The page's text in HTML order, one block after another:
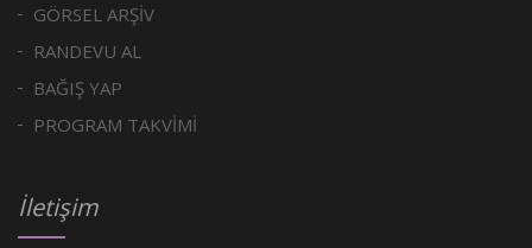
GÖRSEL ARŞİV
RANDEVU AL
BAĞIŞ YAP
PROGRAM TAKVİMİ
İletişim